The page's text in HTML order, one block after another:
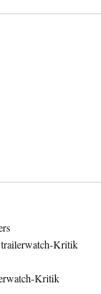
Kritik
Kritik